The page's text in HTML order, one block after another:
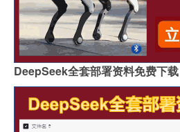
DeepSeek全套部署资料免费下载